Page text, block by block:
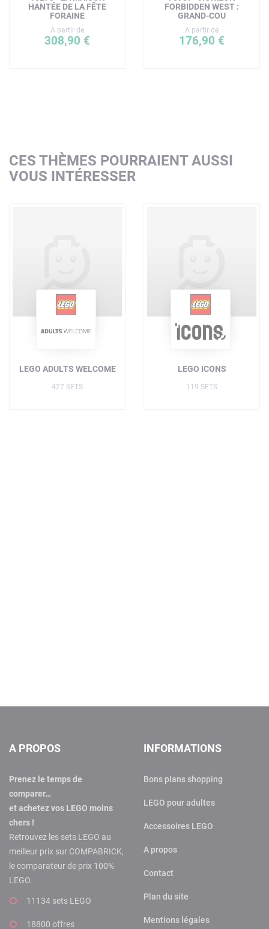
HANTÉE DE LA FÊTE
FORAINE
A partir de
308,90 €
FORBIDDEN WEST :
GRAND-COU
A partir de
176,90 €
CES THÈMES POURRAIENT AUSSI
VOUS INTÉRESSER
LEGO ADULTS WELCOME
427 SETS
LEGO ICONS
119 SETS
A PROPOS
Prenez le temps de
comparer…
et achetez vos LEGO moins
chers !
Retrouvez les sets LEGO au
meilleur prix sur COMPABRICK,
le comparateur de prix 100%
LEGO.
11134 sets LEGO
18800 offres
INFORMATIONS
Bons plans shopping
LEGO pour adultes
Accessoires LEGO
A propos
Contact
Plan du site
Mentions légales